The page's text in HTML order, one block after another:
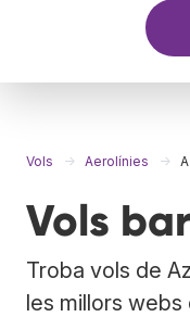
Vols Aerolínies
Vols
Troba vols de
les millors